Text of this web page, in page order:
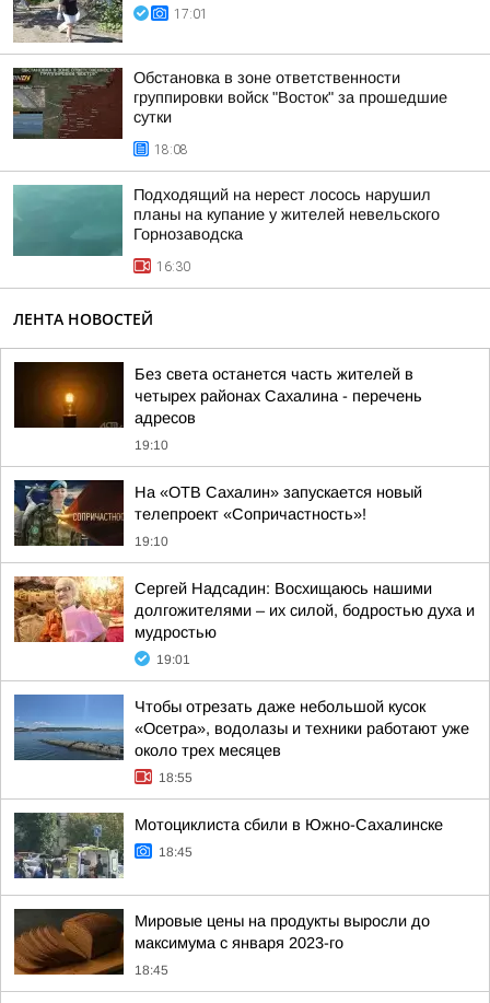
17:01
Обстановка в зоне ответственности
группировки войск "Восток" за прошедшие
сутки
18:08
Подходящий на нерест лосось нарушил
планы на купание у жителей невельского
Горнозаводска
16:30
ЛЕНТА НОВОСТЕЙ
Без света останется часть жителей в
четырех районах Сахалина - перечень
адресов
19:10
На «ОТВ Сахалин» запускается новый
телепроект «Сопричастность»!
19:10
Сергей Надсадин: Восхищаюсь нашими
долгожителями – их силой, бодростью духа и
мудростью
19:01
Чтобы отрезать даже небольшой кусок
«Осетра», водолазы и техники работают уже
около трех месяцев
18:55
Мотоциклиста сбили в Южно-Сахалинске
18:45
Мировые цены на продукты выросли до
максимума с января 2023-го
18:45